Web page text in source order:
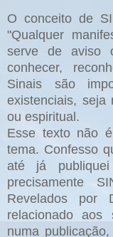
O conceito de
"Qualquer
serve de aviso
conhecer,
Sinais são
existenciais, seja
ou espiritual.
Esse texto não
tema. Confesso
até já
precisamente
Revelados por
relacionado aos
numa